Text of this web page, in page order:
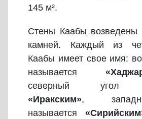
145 м².
Стены Каабы возведены
камней. Каждый из
Каабы имеет свое имя:
называется
северный угол
«Иракским»,
называется